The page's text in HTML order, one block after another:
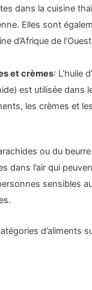
dans la cuisine
Elles sont
d’Afrique de
et crèmes: L’huile
est utilisée dans
les crèmes et
ou du beurre
dans l’air qui
sensibles
d’aliments